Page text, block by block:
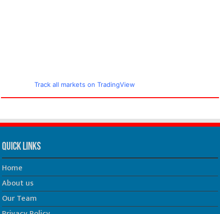
Track all markets on TradingView
Quick Links
Home
About us
Our Team